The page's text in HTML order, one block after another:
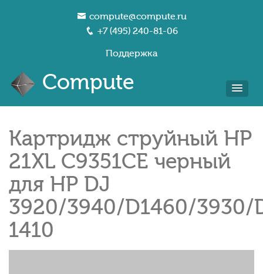
compute@compute.ru
+7 (495) 240-81-06
Поддержка
Compute
Картридж струйный HP
21XL C9351CE черный
для HP DJ
3920/3940/D1460/3930/
1410